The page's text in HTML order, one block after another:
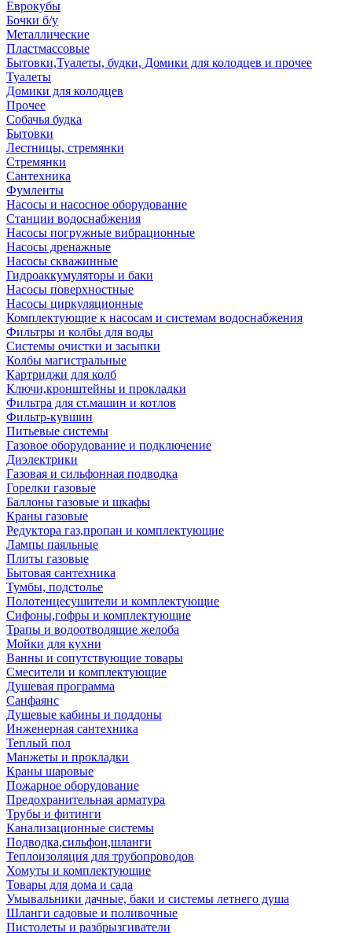
Еврокубы
Бочки б/у
Металлические
Пластмассовые
Бытовки,Туалеты, будки, Домики для колодцев и прочее
Туалеты
Домики для колодцев
Прочее
Собачья будка
Бытовки
Лестницы, стремянки
Стремянки
Сантехника
Фумленты
Насосы и насосное оборудование
Станции водоснабжения
Насосы погружные вибрационные
Насосы дренажные
Насосы скважинные
Гидроаккумуляторы и баки
Насосы поверхностные
Насосы циркуляционные
Комплектующие к насосам и системам водоснабжения
Фильтры и колбы для воды
Системы очистки и засыпки
Колбы магистральные
Картриджи для колб
Ключи,кронштейны и прокладки
Фильтра для ст.машин и котлов
Фильтр-кувшин
Питьевые системы
Газовое оборудование и подключение
Диэлектрики
Газовая и сильфонная подводка
Горелки газовые
Баллоны газовые и шкафы
Краны газовые
Редуктора газ,пропан и комплектующие
Лампы паяльные
Плиты газовые
Бытовая сантехника
Тумбы, подстолье
Полотенцесушители и комплектующие
Сифоны,гофры и комплектующие
Трапы и водоотводящие желоба
Мойки для кухни
Ванны и сопутствующие товары
Смесители и комплектующие
Душевая программа
Санфаянс
Душевые кабины и поддоны
Инженерная сантехника
Теплый пол
Манжеты и прокладки
Краны шаровые
Пожарное оборудование
Предохранительная арматура
Трубы и фитинги
Канализационные системы
Подводка,сильфон,шланги
Теплоизоляция для трубопроводов
Хомуты и комплектующие
Товары для дома и сада
Умывальники дачные, баки и системы летнего душа
Шланги садовые и поливочные
Пистолеты и разбрызгиватели